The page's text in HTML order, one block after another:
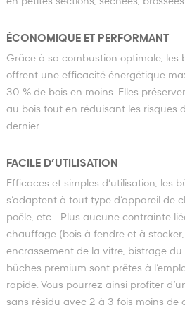
ÉCONOMIQUE ET PERFORMANT
Grâce à sa combustion optimale, les
offrent une efficacité énergétique
30 % de bois en moins. Elles
au bois tout en réduisant les risques
dernier.
FACILE D’UTILISATION
Efficaces et simples d’utilisation, les
s’adaptent à tout type d’appareil de
poêle, etc... Plus aucune contrainte
chauffage (bois à fendre et à
encrassement de la vitre, bistrage du
bûches premium sont prêtes à
rapide. Vous pourrez ainsi profiter
sans résidu avec 2 à 3 fois moins de